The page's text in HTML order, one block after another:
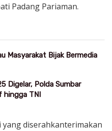
Padang Pariaman.
Masyarakat Bijak Bermedia
Digelar, Polda Sumbar
hingga TNI
yang diserahkanterimakan